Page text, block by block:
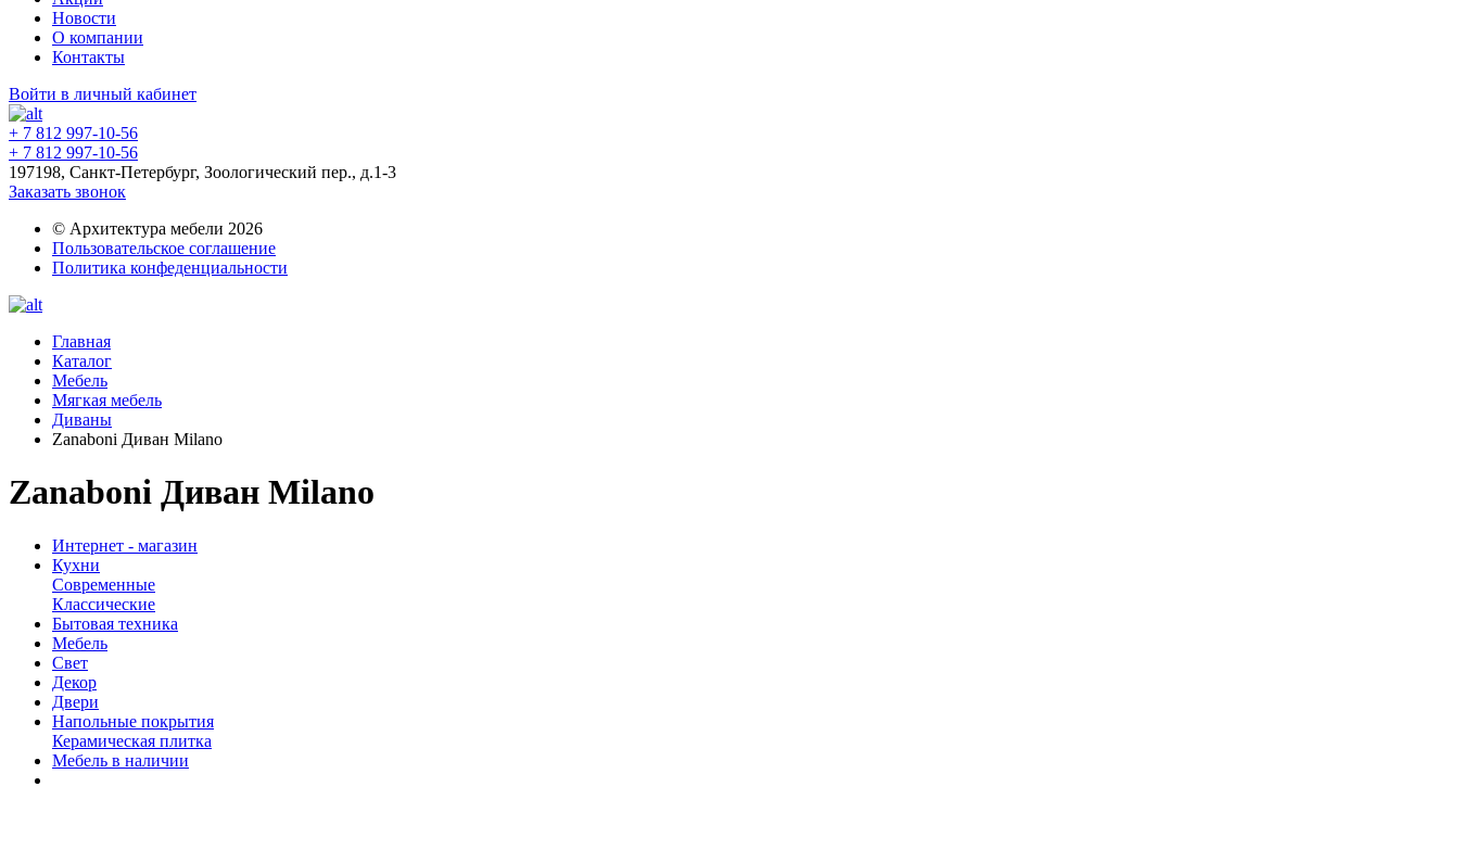
Новости
О компании
Контакты
Войти в личный кабинет
+ 7 812 997-10-56
+ 7 812 997-10-56
197198, Санкт-Петербург, Зоологический пер., д.1-3
Заказать звонок
© Архитектура мебели 2026
Пользовательское соглашение
Политика конфеденциальности
Главная
Каталог
Мебель
Мягкая мебель
Диваны
Zanaboni Диван Milano
Zanaboni Диван Milano
Интернет - магазин
Кухни
Современные
Классические
Бытовая техника
Мебель
Свет
Декор
Двери
Напольные покрытия
Керамическая плитка
Мебель в наличии